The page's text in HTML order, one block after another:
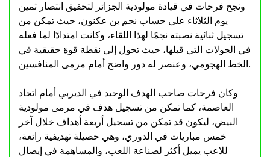
ونجح فرحات في قيادة مولودية الجزائر لتحقيق انتصار ثمين
يوم الثلاثاء على حساب نجم بن عكنون، حيث تمكن من
تسجيل ثنائية نصبته نجمًا لهذا اللقاء، وكانت امتدادًا لما فعله
في الجولات التي قبلها، حيث تحول إلى نقطة قوة حقيقية في
الخط الهجومي، وعنصر له دور واضح أمام مرمى المنافسين.
وكان فرحات صاحب الهدف الوحيد في الديربي أمام اتحاد
العاصمة، كما تمكن من تسجيل هدف في مرمى مولودية
البيض، ليكون قد تمكن من تسجيل أربعة أهداف خلال آخر
خمس مباريات في الدوري، وهي حصيلة تهديفية رائعة،
للاعب يميل أكثر لصناعة اللعب، والمساهمة في إيصال